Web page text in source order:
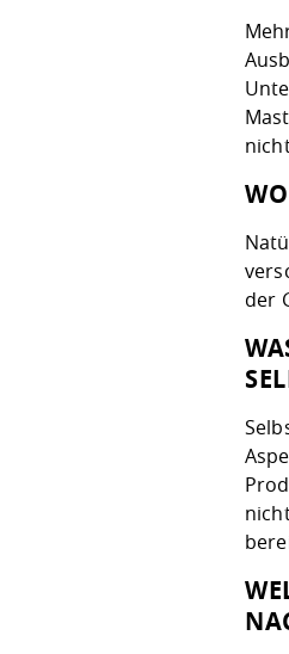
der